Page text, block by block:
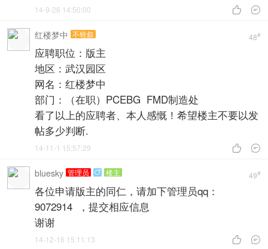
 
14-9-26 14:50:00
48#
红楼梦中 不铨叙
应聘职位：版主
地区：武汉园区
网名：红楼梦中
部门：（在职）PCEBG FMD制造处
看了以上的应聘者、本人感慨！希望楼主不要以发
帖多少判断.
 
14-11-1 15:57:29
49#
bluesky 管理员  楼主
各位申请版主的同仁，请加下管理员qq：
9072914 ，提交相应信息
谢谢
 
14-12-16 15:11:13